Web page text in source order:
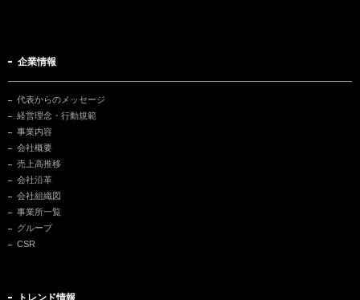
企業情報
代表からのメッセージ
経営理念・行動規範
事業内容
会社概要
売上高推移
会社沿革
会社組織図
事業所一覧
グループ
CSR
トレンド情報